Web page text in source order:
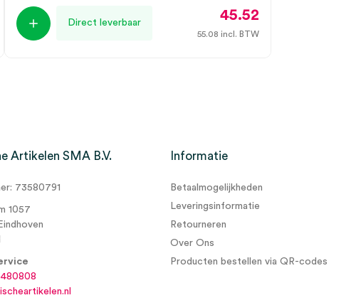
Direct leverbaar 45.52
55.08 incl. BTW
Artikelen SMA B.V.
73580791
1057
Informatie
Betaalmogelijkheden
Leveringsinformatie
Retourneren
Over Ons
Producten bestellen via QR-codes